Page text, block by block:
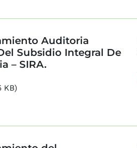
Auditoria
Subsidio Integral De
– SIRA.
KB)